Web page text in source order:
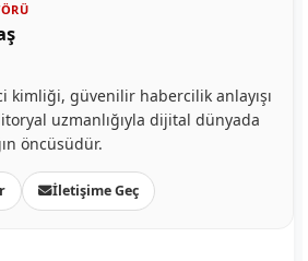
kimliği, güvenilir habercilik anlayışı
uzmanlığıyla dijital dünyada
öncüsüdür.
İletişime Geç